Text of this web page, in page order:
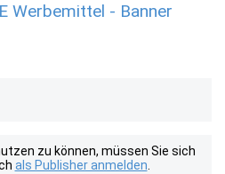
Werbemittel - Banner
zu können, müssen Sie sich
als Publisher anmelden